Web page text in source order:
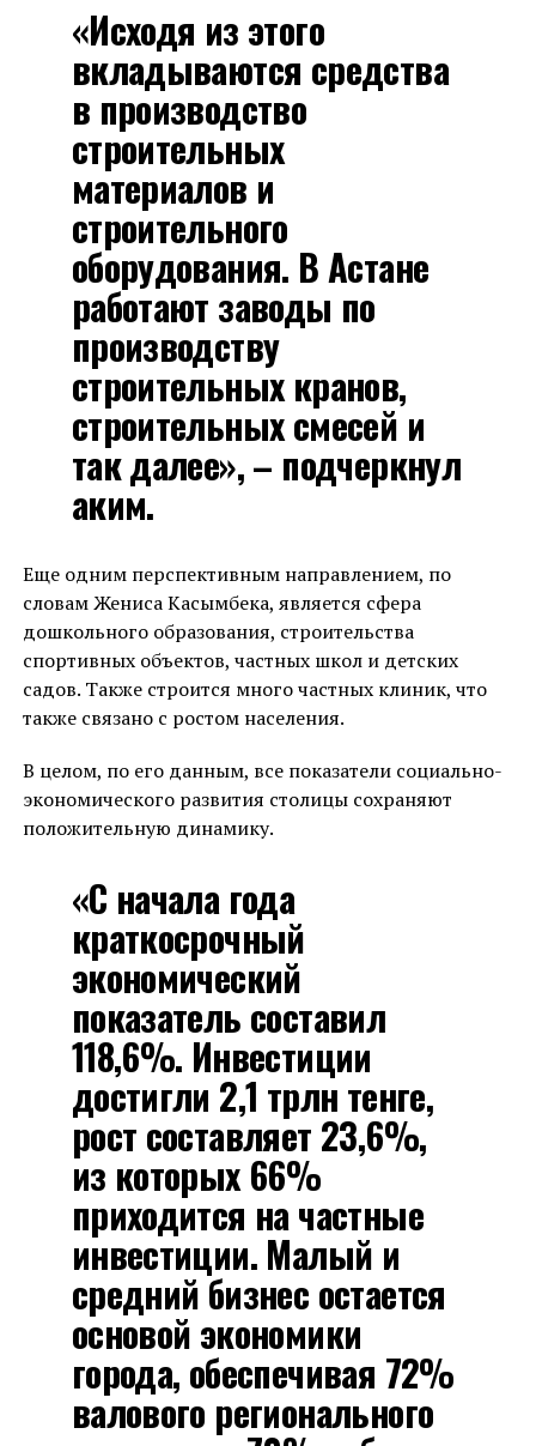
«Исходя из этого
вкладываются средства
в производство
строительных
материалов и
строительного
оборудования. В Астане
работают заводы по
производству
строительных кранов,
строительных смесей и
так далее», – подчеркнул
аким.
Еще одним перспективным направлением, по
словам Жениса Касымбека, является сфера
дошкольного образования, строительства
спортивных объектов, частных школ и детских
садов. Также строится много частных клиник, что
также связано с ростом населения.
В целом, по его данным, все показатели социально-
экономического развития столицы сохраняют
положительную динамику.
«С начала года
краткосрочный
экономический
показатель составил
118,6%. Инвестиции
достигли 2,1 трлн тенге,
рост составляет 23,6%,
из которых 66%
приходится на частные
инвестиции. Малый и
средний бизнес остается
основой экономики
города, обеспечивая 72%
валового регионального